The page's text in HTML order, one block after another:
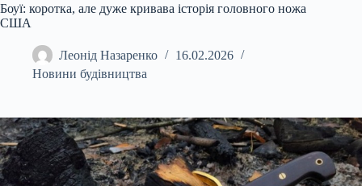
Боуї: коротка, але дуже кривава історія головного ножа
США
Леонід Назаренко
16.02.2026
Новини будівництва